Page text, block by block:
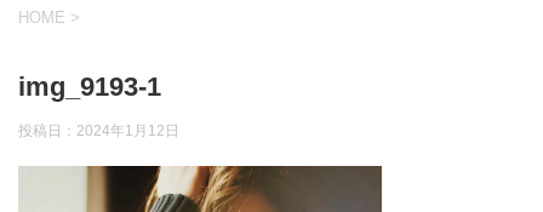
HOME >
img_9193-1
投稿日： 2024年1月12日